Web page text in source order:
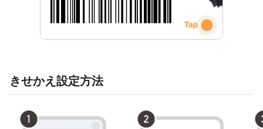
きせかえ設定方法